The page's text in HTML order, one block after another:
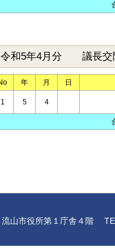
令和5年4月分 議長交
年 月 日
1 5 4
山市役所第１庁舎４階